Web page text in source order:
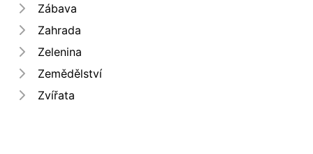
Zábava
Zahrada
Zelenina
Zemědělství
Zvířata